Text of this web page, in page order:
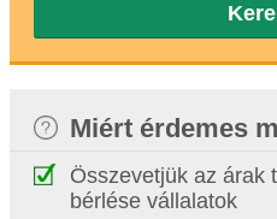
Miért érdemes
Összevetjük az árak
bérlése vállalatok